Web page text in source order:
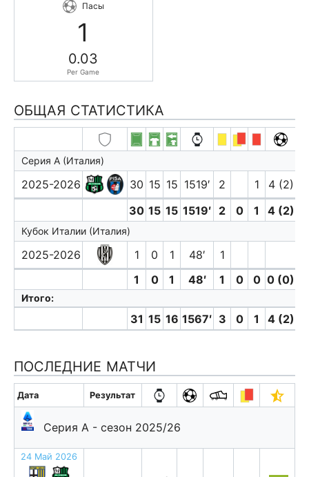
Пасы
1
0.03
Per Game
ОБЩАЯ СТАТИСТИКА
Серия А (Италия)
2025-2026 30 15 15 1519′ 2 1 4 (2)
30 15 15 1519′ 2 0 1 4 (2)
Кубок Италии (Италия)
2025-2026 1 0 1 48′
1
1
0 1 48′ 1 0 0 0 (0)
Итого:
31 15 16 1567′ 3 0 1 4 (2)
ПОСЛЕДНИЕ МАТЧИ
Дата Результат
Серия А - сезон 2025/26
24 Май 2026